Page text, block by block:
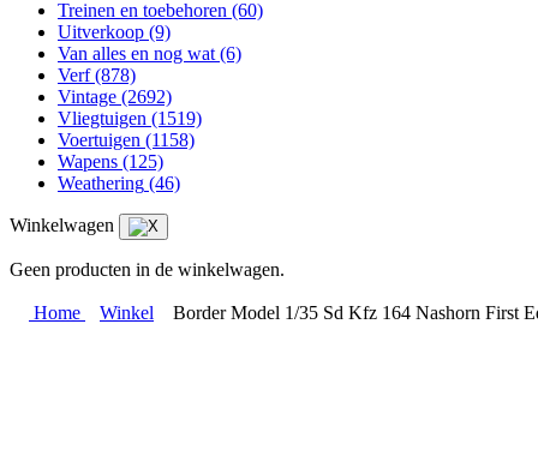
Treinen en toebehoren (60)
Uitverkoop (9)
Van alles en nog wat (6)
Verf (878)
Vintage (2692)
Vliegtuigen (1519)
Voertuigen (1158)
Wapens (125)
Weathering (46)
Winkelwagen
Geen producten in de winkelwagen.
Home Winkel Border Model 1/35 Sd Kfz 164 Nashorn First